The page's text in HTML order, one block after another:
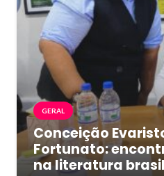
GERAL
Conceição
Fortunato:
na literatura